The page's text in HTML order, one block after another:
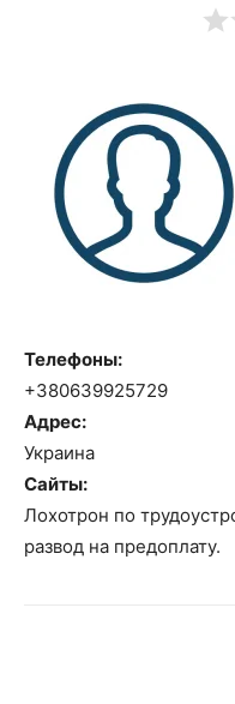
Телефоны:
+380639925729
Адрес:
Украина
Сайты:
Лохотрон по
развод на предоплату.